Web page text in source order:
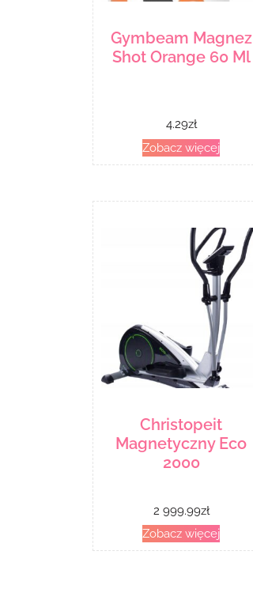
Gymbeam Magnez
Shot Orange 60 Ml
4.29zł
Zobacz więcej
Christopeit
Magnetyczny Eco
2000
2 999.99zł
Zobacz więcej